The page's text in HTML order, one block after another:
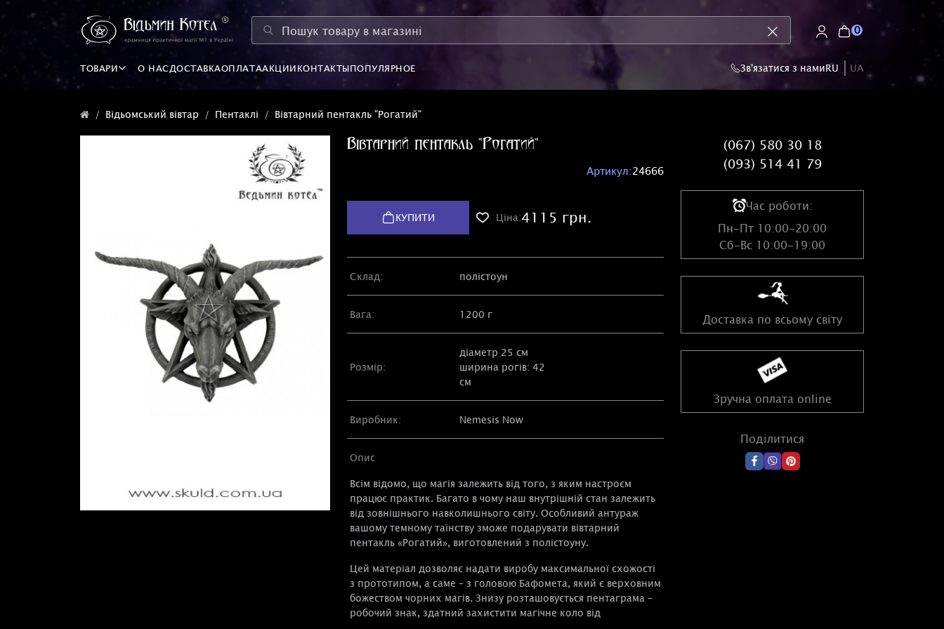
0
ТОВАРИ О НАСДОСТАВКАОПЛАТААКЦИИКОНТАКТЫПОПУЛЯРНОЕ Зв'язатися з намиRU UA
Відьомський вівтар Пентаклі Вівтарний пентакль "Рогатий"
Вівтарний пентакль "Рогатий"
Артикул:24666
КУПИТИ Ціна:4115 грн.
Склад: полістоун
Вага: 1200 г
Розмір:
діаметр 25 см
ширина рогів: 42
см
Виробник: Nemesis Now
Опис
Всім відомо, що магія залежить від того, з яким настроєм
працює практик. Багато в чому наш внутрішній стан залежить
від зовнішнього навколишнього світу. Особливий антураж
вашому темному таїнству зможе подарувати вівтарний
пентакль «Рогатий», виготовлений з полістоуну.
Цей матеріал дозволяє надати виробу максимальної схожості
з прототипом, а саме – з головою Бафомета, який є верховним
божеством чорних магів. Знизу розташовується пентаграма –
робочий знак, здатний захистити магічне коло від
(067) 580 30 18
(093) 514 41 79
Час роботи:
Пн-Пт 10:00-20:00
Сб-Вс 10:00-19:00
Доставка по всьому світу
Зручна оплата online
Поділитися